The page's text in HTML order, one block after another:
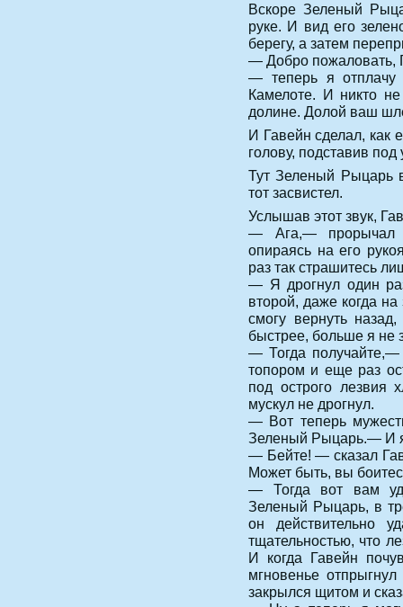
Вскоре Зеленый
руке. И вид его
берегу, а затем
— Добро пожаловать,
— теперь я
Камелоте. И никто
долине. Долой ваш
И Гавейн сделал, как
голову, подставив под
Тут Зеленый Рыцарь
тот засвистел.
Услышав этот звук,
— Ага,— прорычал
опираясь на его
раз так страшитесь
— Я дрогнул один
второй, даже когда
смогу вернуть
быстрее, больше я не
— Тогда получайте,—
топором и еще раз
под острого лезвия
мускул не дрогнул.
— Вот теперь
Зеленый Рыцарь.— И я
— Бейте! — сказал
Может быть, вы
— Тогда вот вам
Зеленый Рыцарь, в
он действительно
тщательностью, что
И когда Гавейн
мгновенье
закрылся щитом и